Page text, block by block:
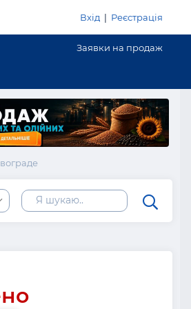
Вхід | Реєстрація
Заявки на продаж